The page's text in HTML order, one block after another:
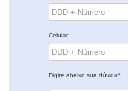
Celular
Digite abaixo sua dúvida*: